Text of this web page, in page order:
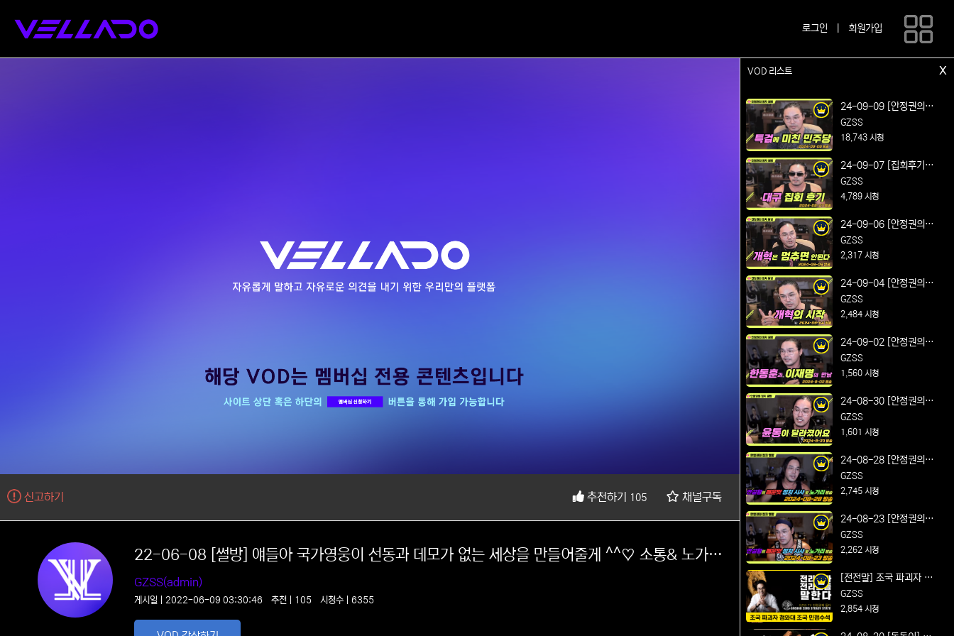
로그인 회원가입
신고하기 추천하기 105 채널구독
22-06-08 [썰방] 얘들아 국가영웅이 선동과 데모가 없는 세상을 만들어줄게 ^^♡ 소통& 노가리
ㅡ 음방
GZSS(admin)
게시일 | 2022-06-09 03:30:46 추천 | 105 시청수 | 6355
VOD 리스트 x
24-09-09 [안정권의 썰
방] 연설왕의 매운맛 정
치 시사 및 노가리 방송
당
GZSS
18,743 시청
24-09-07 [집회후기방
송] 박정희 대통령 동상
건립 찬성! 대구 동성로
GZSS
4,789 시청
24-09-06 [안정권의 썰
방] 연설왕의 매운맛 정
치 시사 및 노가리 방송
된다
GZSS
2,317 시청
24-09-04 [안정권의 썰
방] 연설왕의 매운맛 정
치 시사 및 노가리 방송
GZSS
2,484 시청
24-09-02 [안정권의 썰
방] 연설왕의 매운맛 정
치 시사 및 노가리 방송
의 만남
GZSS
1,560 시청
24-08-30 [안정권의 썰
방] 연설왕의 매운맛 정
치 시사 및 노가리 방송
요
GZSS
1,601 시청
24-08-28 [안정권의 썰
방] 연설왕의 매운맛 정
치 시사 및 노가리 방송
GZSS
2,745 시청
24-08-23 [안정권의 썰
방] 연설왕의 매운맛 정
치 시사 및 노가리 방송
강 유의
GZSS
2,262 시청
[전전말] 조국 파괴자 청
와대 조국 민정수석 얼마
나 아십니까
GZSS
2,854 시청